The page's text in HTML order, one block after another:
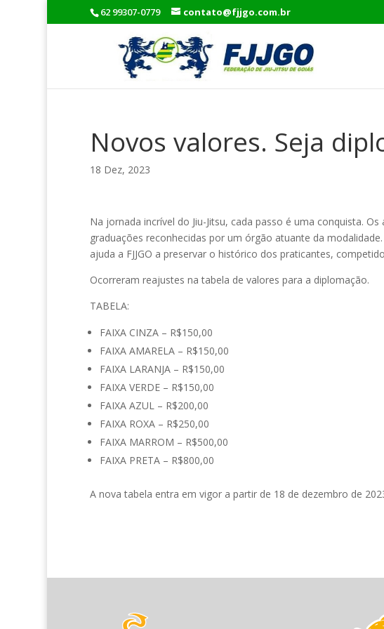
62 99307-0779 contato@fjjgo.com.br
Novos valores. Seja
18 Dez, 2023
Na jornada incrível do Jiu-Jitsu, cada passo é uma conquista.
graduações reconhecidas por um órgão atuante da
ajuda a FJJGO a preservar o histórico dos praticantes,
Ocorreram reajustes na tabela de valores para a diplomação.
TABELA:
FAIXA CINZA – R$150,00
FAIXA AMARELA – R$150,00
FAIXA LARANJA – R$150,00
FAIXA VERDE – R$150,00
FAIXA AZUL – R$200,00
FAIXA ROXA – R$250,00
FAIXA MARROM – R$500,00
FAIXA PRETA – R$800,00
A nova tabela entra em vigor a partir de 18 de dezembro de